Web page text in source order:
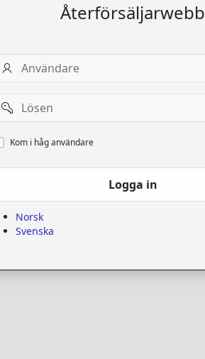
Återförsäljarwebb
Kom i håg användare
Logga in
Norsk
Svenska